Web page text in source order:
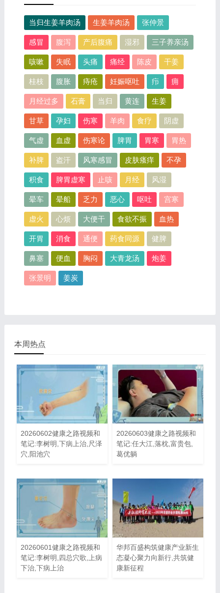
当归生姜羊肉汤 生姜羊肉汤 张仲景
感冒 腹泻 产后腹痛 湿邪 三子养亲汤
咳嗽 失眠 头痛 痛经 陈皮 干姜
桂枝 腹胀 痔疮 妊娠呕吐 疖 痈
月经过多 石膏 当归 黄连 生姜
甘草 孕妇 伤寒 羊肉 食疗 阴虚
气虚 血虚 伤寒论 脾胃 胃寒 胃热
补脾 盗汗 风寒感冒 皮肤瘙痒 不孕
积食 脾胃虚寒 止咳 月经 风湿
晕车 晕船 乏力 恶心 呕吐 宫寒
虚火 心烦 大便干 食欲不振 血热
开胃 消食 通便 药食同源 健脾
鼻塞 便血 胸闷 大青龙汤 炮姜
张景明 姜炭
本周热点
20260602健康之路视频和
笔记:李树明,下病上治,尺泽
穴,阳池穴
20260603健康之路视频和
笔记:任大江,落枕,富贵包,
葛优躺
20260601健康之路视频和
笔记:李树明,四总穴歌,上病
下治,下病上治
华邦百盛构筑健康产业新生
态凝心聚力向新行,共筑健
康新征程